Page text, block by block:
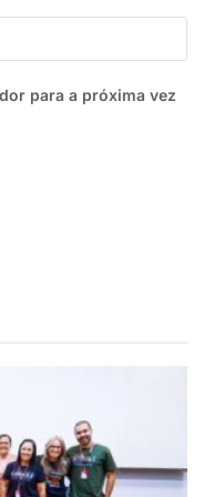
para a próxima vez